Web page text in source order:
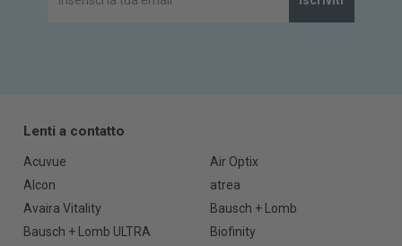
Lenti a contatto
Acuvue
Air Optix
Alcon
atrea
Avaira Vitality
Bausch + Lomb
Bausch + Lomb ULTRA
Biofinity